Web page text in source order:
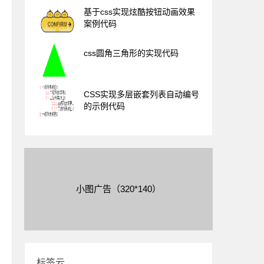
基于css实现炫酷按钮动画效果
案例代码
css圆角三角形的实现代码
CSS实现多层嵌套列表自动编号
的示例代码
小图广告（320*140）